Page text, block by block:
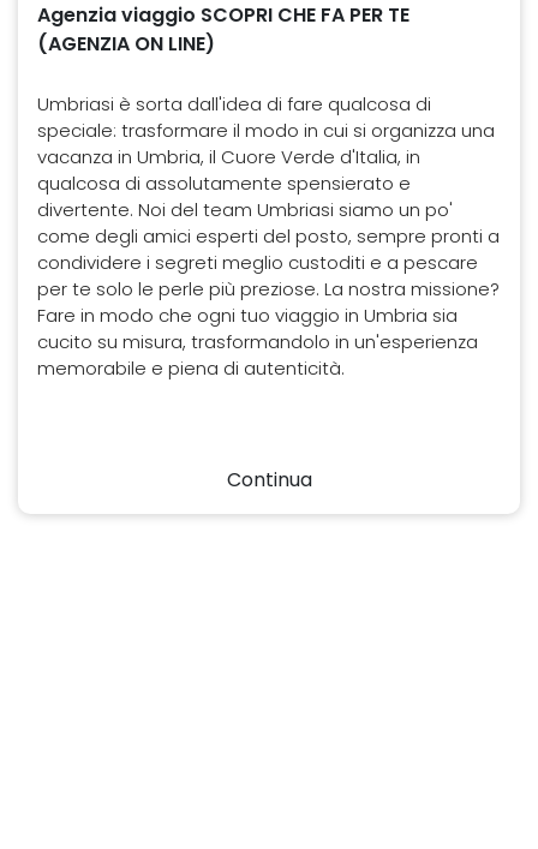
Agenzia viaggio SCOPRI CHE FA PER TE
(AGENZIA ON LINE)
Umbriasi è sorta dall'idea di fare qualcosa di
speciale: trasformare il modo in cui si organizza una
vacanza in Umbria, il Cuore Verde d'Italia, in
qualcosa di assolutamente spensierato e
divertente. Noi del team Umbriasi siamo un po'
come degli amici esperti del posto, sempre pronti a
condividere i segreti meglio custoditi e a pescare
per te solo le perle più preziose. La nostra missione?
Fare in modo che ogni tuo viaggio in Umbria sia
cucito su misura, trasformandolo in un'esperienza
memorabile e piena di autenticità.
Continua